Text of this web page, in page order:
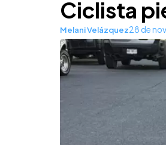
Ciclista
Melani Velázquez28 de